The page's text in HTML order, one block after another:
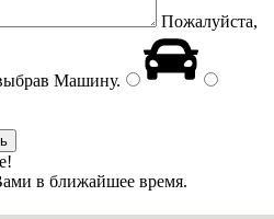
Пожалуйста,
Машину.
в ближайшее время.